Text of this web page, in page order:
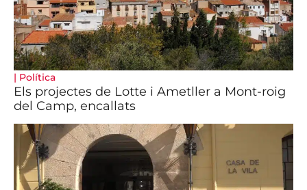
| Política
Els projectes de Lotte i Ametller a Mont-roig
del Camp, encallats